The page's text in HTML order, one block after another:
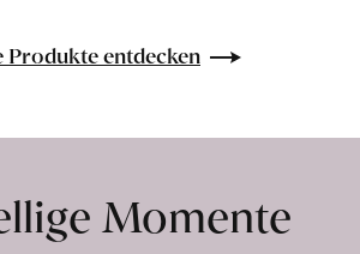
«Perciasacchi»
entdecken
Momente